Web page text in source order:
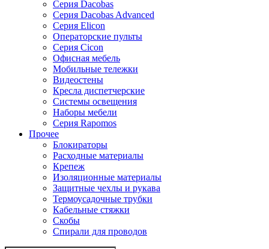
Серия Dacobas
Серия Dacobas Advanced
Серия Elicon
Операторские пульты
Серия Cicon
Офисная мебель
Мобильные тележки
Видеостены
Кресла диспетчерские
Системы освещения
Наборы мебели
Серия Rapomos
Прочее
Блокираторы
Расходные материалы
Крепеж
Изоляционные материалы
Защитные чехлы и рукава
Термоусадочные трубки
Кабельные стяжки
Скобы
Спирали для проводов